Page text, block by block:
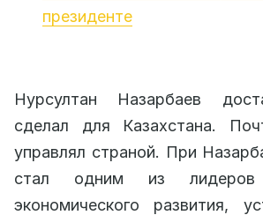
президенте
Нурсултан Назарбаев
сделал для Казахстана.
управлял страной. При
стал одним из
экономического развития,